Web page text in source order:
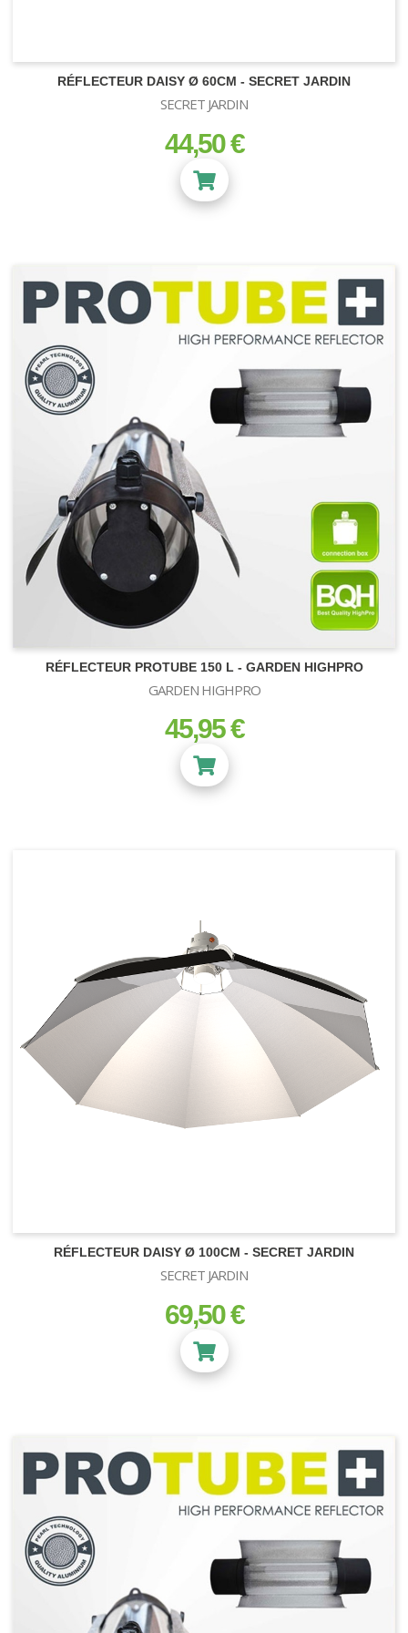
ECLAIRAGE CMH
RÉFLECTEUR DAISY Ø 60CM - SECRET JARDIN
SECRET JARDIN
prix
44,50 €
RÉFLECTEUR PROTUBE 150 L - GARDEN HIGHPRO
GARDEN HIGHPRO
prix
45,95 €
RÉFLECTEUR DAISY Ø 100CM - SECRET JARDIN
SECRET JARDIN
prix
69,50 €